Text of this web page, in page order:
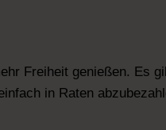
Freiheit genießen. Es
in Raten